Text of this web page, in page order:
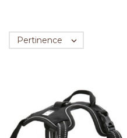
Pertinence 